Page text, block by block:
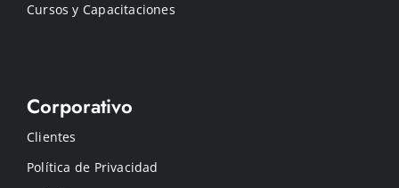
Cursos y Capacitaciones
Corporativo
Clientes
Política de Privacidad